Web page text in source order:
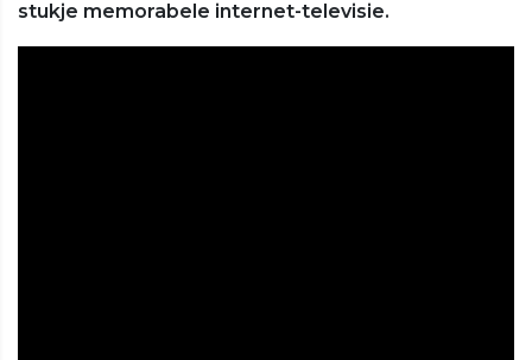
stukje memorabele internet-televisie.